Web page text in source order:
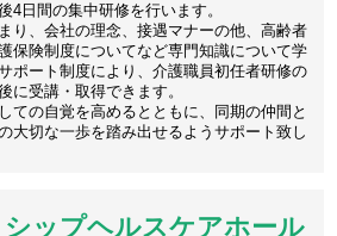
4日間の集中研修を行います。
り、会社の理念、接遇マナーの他、高齢者
保険制度についてなど専門知識について学
ポート制度により、介護職員初任者研修の
に受講・取得できます。
ての自覚を高めるとともに、同期の仲間と
大切な一歩を踏み出せるようサポート致し
シップヘルスケアホール